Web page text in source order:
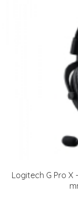
Logitech G Pro